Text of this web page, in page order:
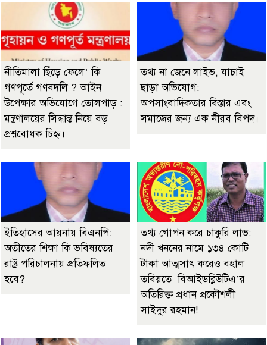
নীতিমালা ছিঁড়ে ফেলে’ কি
গণপূর্তে গণবদলি ? আইন
উপেক্ষার অভিযোগে তোলপাড় :
মন্ত্রণালয়ের সিদ্ধান্ত নিয়ে বড়
প্রশ্নবোধক চিহ্ন।
তথ্য না জেনে লাইভ, যাচাই
ছাড়া অভিযোগ:
অপসাংবাদিকতার বিস্তার এবং
সমাজের জন্য এক নীরব বিপদ।
ইতিহাসের আয়নায় বিএনপি:
অতীতের শিক্ষা কি ভবিষ্যতের
রাষ্ট্র পরিচালনায় প্রতিফলিত
হবে?
তথ্য গোপন করে চাকুরি লাভ:
নদী খননের নামে ১৩৪ কোটি
টাকা আত্মসাৎ করেও বহাল
তবিয়তে বিআইডব্লিউটিএ’র
অতিরিক্ত প্রধান প্রকৌশলী
সাইদুর রহমান!